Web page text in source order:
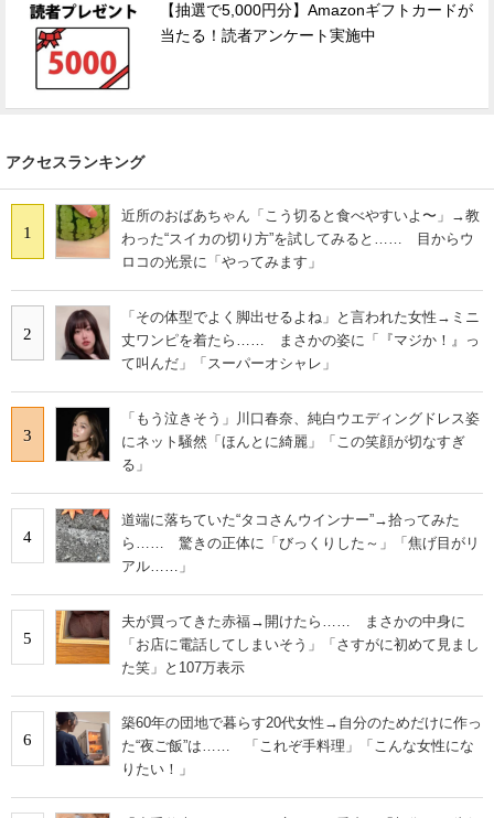
【抽選で5,000円分】Amazonギフトカードが
当たる！読者アンケート実施中
アクセスランキング
1
近所のおばあちゃん「こう切ると食べやすいよ〜」→教
わった“スイカの切り方”を試してみると…… 目からウ
ロコの光景に「やってみます」
2
「その体型でよく脚出せるよね」と言われた女性→ミニ
丈ワンピを着たら…… まさかの姿に「『マジか！』っ
て叫んだ」「スーパーオシャレ」
3
「もう泣きそう」川口春奈、純白ウエディングドレス姿
にネット騒然「ほんとに綺麗」「この笑顔が切なすぎ
る」
4
道端に落ちていた“タコさんウインナー”→拾ってみた
ら…… 驚きの正体に「びっくりした～」「焦げ目がリ
アル……」
5
夫が買ってきた赤福→開けたら…… まさかの中身に
「お店に電話してしまいそう」「さすがに初めて見まし
た笑」と107万表示
6
築60年の団地で暮らす20代女性→自分のためだけに作っ
た“夜ご飯”は…… 「これぞ手料理」「こんな女性にな
りたい！」